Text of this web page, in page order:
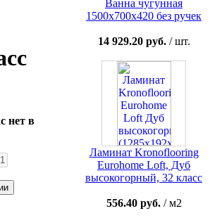
нет в
Ванна чугунная
1500x700x420 без ручек
14 929.20 руб./ шт.
Ламинат Kronoflooring
Eurohome Loft, Дуб
высокогорный, 32 класс
556.40 руб./ м2